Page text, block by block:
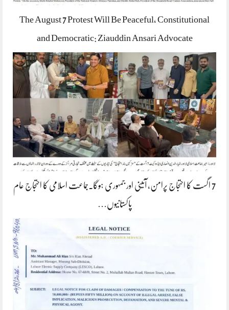
The August 7 Protest Will Be Peaceful, Constitutional
and Democratic: Ziauddin Ansari Advocate
7 اگست کا احتجاج پرامن، آئینی اور جمہوری ہوگا۔جماعت اسلامی کا احتجاج عام
پاکستانیوں…